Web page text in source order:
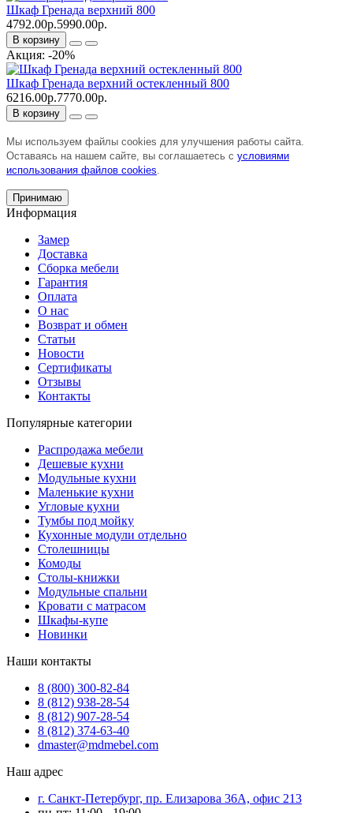
Шкаф Гренада верхний 800
4792.00р.5990.00р.
В корзину
Акция: -20%
Шкаф Гренада верхний остекленный 800
6216.00р.7770.00р.
В корзину
Мы используем файлы cookies для улучшения работы сайта.
Оставаясь на нашем сайте, вы соглашаетесь с условиями
использования файлов cookies.
Принимаю
Информация
Замер
Доставка
Сборка мебели
Гарантия
Оплата
О нас
Возврат и обмен
Статьи
Новости
Сертификаты
Отзывы
Контакты
Популярные категории
Распродажа мебели
Дешевые кухни
Модульные кухни
Маленькие кухни
Угловые кухни
Тумбы под мойку
Кухонные модули отдельно
Столешницы
Комоды
Столы-книжки
Модульные спальни
Кровати с матрасом
Шкафы-купе
Новинки
Наши контакты
8 (800) 300-82-84
8 (812) 938-28-54
8 (812) 907-28-54
8 (812) 374-63-40
dmaster@mdmebel.com
Наш адрес
г. Санкт-Петербург, пр. Елизарова 36А, офис 213